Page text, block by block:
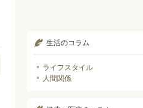
生活のコラム
ライフスタイル
人間関係